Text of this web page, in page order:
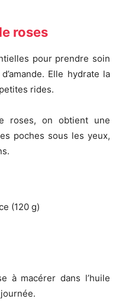
roses
pour prendre soin
Elle hydrate la
rides.
roses, on obtient une
poches sous les yeux,
(120 g)
à macérer dans l’huile